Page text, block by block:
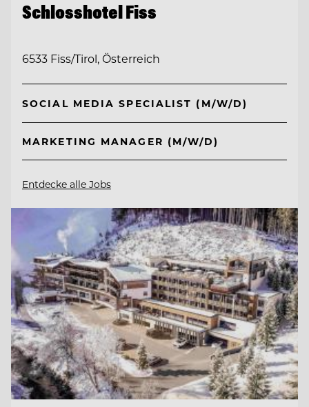
Schlosshotel Fiss
6533 Fiss/Tirol, Österreich
SOCIAL MEDIA SPECIALIST (M/W/D)
MARKETING MANAGER (M/W/D)
Entdecke alle Jobs